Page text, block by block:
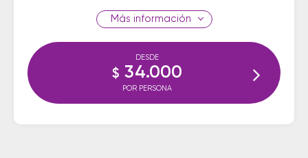
información
DESDE
$ 34.000
POR PERSONA